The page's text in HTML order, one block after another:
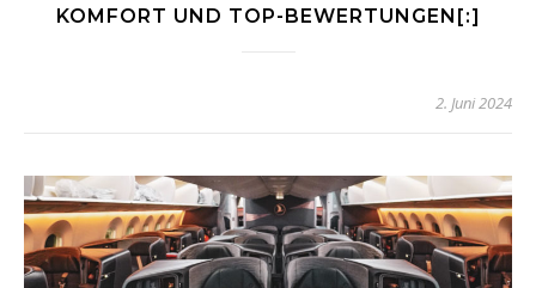
KOMFORT UND TOP-BEWERTUNGEN[:]
2. Juni 2024